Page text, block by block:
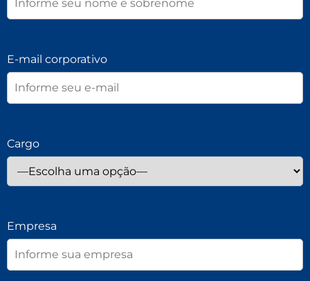
E-mail corporativo
Cargo
Empresa